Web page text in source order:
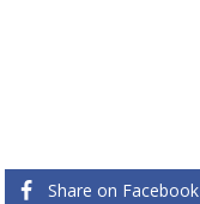
Share on Facebook